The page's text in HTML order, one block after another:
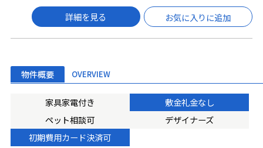
詳細を見る お気に入りに追加
物件概要 OVERVIEW
家具家電付き
敷金礼金なし
ペット相談可
デザイナーズ
初期費用カード決済可